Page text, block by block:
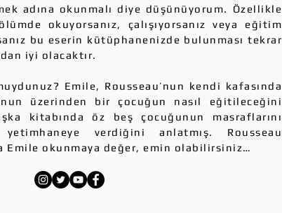
adına okunmalı diye düşünüyorum. Özellikle
okuyorsanız, çalışıyorsanız veya eğitim
bu eserin kütüphanenizde bulunması tekrar
iyi olacaktır.
Emile, Rousseau’nun kendi kafasında
üzerinden bir çocuğun nasıl eğitileceğini
kitabında öz beş çocuğunun masraflarını
yetimhaneye verdiğini anlatmış. Rousseau
Emile okunmaya değer, emin olabilirsiniz…